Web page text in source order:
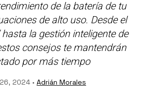
de la batería de tu
de alto uso. Desde el
hasta la gestión inteligente de
consejos te mantendrán
por más tiempo
2024 • Adrián Morales